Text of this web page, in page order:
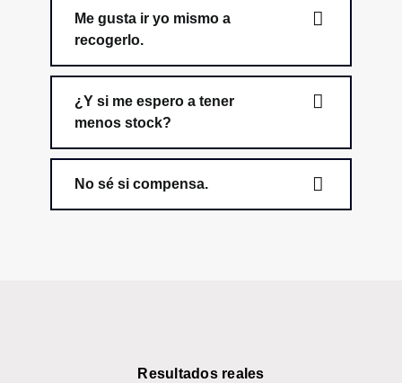
Me gusta ir yo mismo a
recogerlo.
¿Y si me espero a tener
menos stock?
No sé si compensa.
Resultados reales